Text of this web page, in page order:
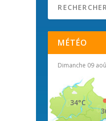
MÉTÉO
Dimanche 09
34°C